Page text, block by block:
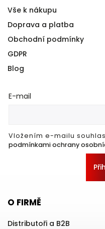
Vše k nákupu
Doprava a platba
Obchodní podmínky
GDPR
Blog
E-mail
Vložením e-mailu
podmínkami ochrany
O FIRMĚ
Distributoři a B2B